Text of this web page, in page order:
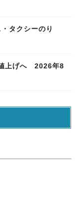
タクシーのり
上げへ 2026年8